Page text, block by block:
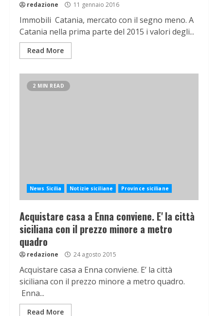
redazione 11 gennaio 2016
Immobili Catania, mercato con il segno meno. A
Catania nella prima parte del 2015 i valori degli...
Read More
2 MIN READ
News Sicilia Notizie siciliane Province siciliane
Acquistare casa a Enna conviene. E' la città
siciliana con il prezzo minore a metro
quadro
redazione 24 agosto 2015
Acquistare casa a Enna conviene. E’ la città
siciliana con il prezzo minore a metro quadro.
Enna...
Read More